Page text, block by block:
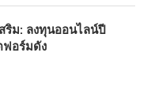
ริม: ลงทุนออนไลน์ปี
อร์มดัง